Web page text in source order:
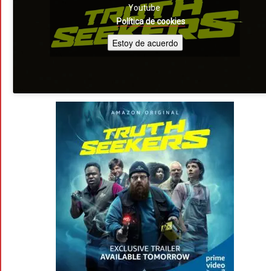
Youtube
Política de cookies
Estoy de acuerdo